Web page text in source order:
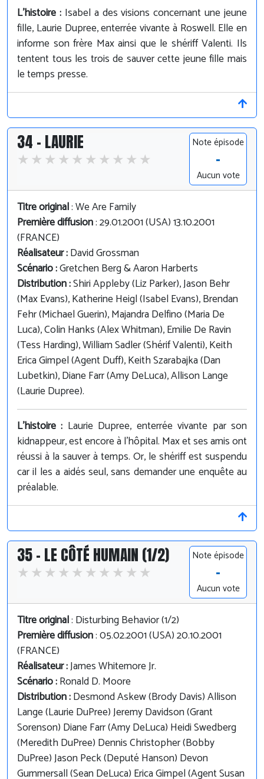
L'histoire : Isabel a des visions concernant une jeune
fille, Laurie Dupree, enterrée vivante à Roswell. Elle en
informe son frère Max ainsi que le shériff Valenti. Ils
tentent tous les trois de sauver cette jeune fille mais
le temps presse.
34 - LAURIE Note épisode
-
Aucun vote
Titre original: We Are Family
Première diffusion: 29.01.2001 (USA) 13.10.2001
(FRANCE)
Réalisateur :David Grossman
Scénario :Gretchen Berg & Aaron Harberts
Distribution :Shiri Appleby (Liz Parker), Jason Behr
(Max Evans), Katherine Heigl (Isabel Evans), Brendan
Fehr (Michael Guerin), Majandra Delfino (Maria De
Luca), Colin Hanks (Alex Whitman), Emilie De Ravin
(Tess Harding), William Sadler (Shérif Valenti), Keith
Erica Gimpel (Agent Duff), Keith Szarabajka (Dan
Lubetkin), Diane Farr (Amy DeLuca), Allison Lange
(Laurie Dupree).
L'histoire : Laurie Dupree, enterrée vivante par son
kidnappeur, est encore à l'hôpital. Max et ses amis ont
réussi à la sauver à temps. Or, le shériff est suspendu
car il les a aidés seul, sans demander une enquête au
préalable.
35 - LE CÔTÉ HUMAIN (1/2) Note épisode
-
Aucun vote
Titre original: Disturbing Behavior (1/2)
Première diffusion: 05.02.2001 (USA) 20.10.2001
(FRANCE)
Réalisateur :James Whitemore Jr.
Scénario :Ronald D. Moore
Distribution :Desmond Askew (Brody Davis) Allison
Lange (Laurie DuPree) Jeremy Davidson (Grant
Sorenson) Diane Farr (Amy DeLuca) Heidi Swedberg
(Meredith DuPree) Dennis Christopher (Bobby
DuPree) Jason Peck (Deputé Hanson) Devon
Gummersall (Sean DeLuca) Erica Gimpel (Agent Susan